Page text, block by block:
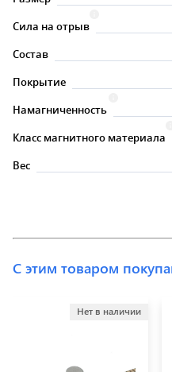
Сила на отрыв
Состав
Покрытие
Намагниченность
Класс магнитного материала
Вес
С этим товаром
Нет в наличии